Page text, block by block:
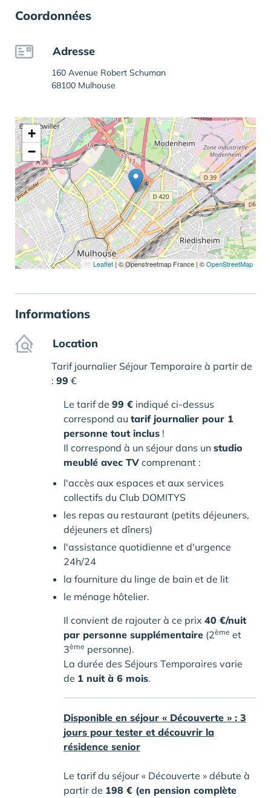
Coordonnées
Adresse
160 Avenue Robert Schuman
68100 Mulhouse
+
−
Leaflet|© Openstreetmap France | ©OpenStreetMap
Informations
Location
Tarif journalier Séjour Temporaire à partir de
: 99 €
Le tarif de 99 € indiqué ci-dessus
correspond au tarif journalier pour 1
personne tout inclus !
Il correspond à un séjour dans un studio
meublé avec TV comprenant :
l'accès aux espaces et aux services
collectifs du Club DOMITYS
les repas au restaurant (petits déjeuners,
déjeuners et dîners)
l'assistance quotidienne et d'urgence
24h/24
la fourniture du linge de bain et de lit
le ménage hôtelier.
Il convient de rajouter à ce prix 40 €/nuit
par personne supplémentaire (2ème et
3ème personne).
La durée des Séjours Temporaires varie
de 1 nuit à 6 mois.
Disponible en séjour « Découverte » : 3
jours pour tester et découvrir la
résidence senior
Le tarif du séjour « Découverte » débute à
partir de 198 € (en pension complète